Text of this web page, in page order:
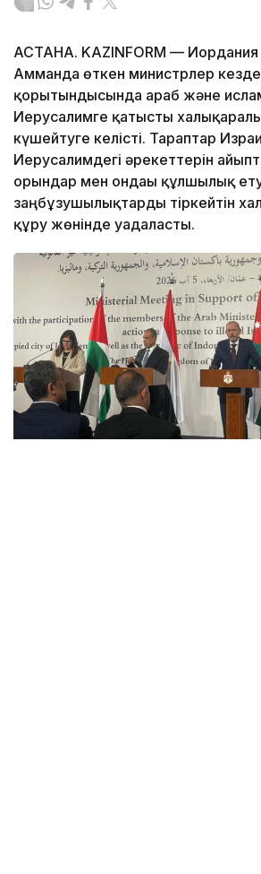
АСТАНА. KAZINFORM — Иордания
Амманда өткен министрлер
қорытындысында араб және
Иерусалимге қатысты
күшейтуге келісті. Тараптар
Иерусалимдегі әрекеттерін
орындар мен ондағы құлшылық
заңбұзушылықтарды тіркейтін
құру жөнінде уағдаласты.